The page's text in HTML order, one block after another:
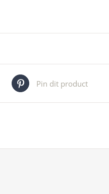
Pin dit product